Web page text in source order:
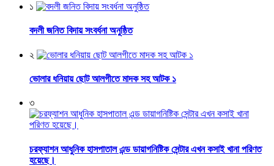
১
বদলী জনিত বিদায় সংবর্ধনা অনুষ্ঠিত
২
ভোলার ধনিয়ায় ছোট আলগীতে মাদক সহ আটক ১
৩
চরফ্যাশন আধুনিক হাসপাতাল এন্ড ডায়াগনিষ্টিক সেন্টার এখন কসাই খানা পরিণত
হয়েছে।